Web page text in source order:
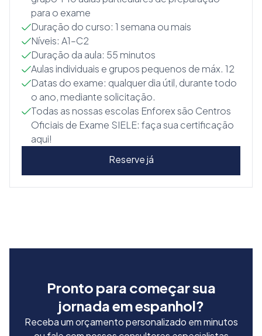
para o exame
Duração do curso: 1 semana ou mais
Níveis: A1–C2
Duração da aula: 55 minutos
Aulas individuais e grupos pequenos de máx. 12
Datas do exame: qualquer dia útil, durante todo
o ano, mediante solicitação.
Todas as nossas escolas Enforex são Centros
Oficiais de Exame SIELE: faça sua certificação
aqui!
Reserve já
Pronto para começar sua
jornada em espanhol?
Receba um orçamento personalizado em minutos